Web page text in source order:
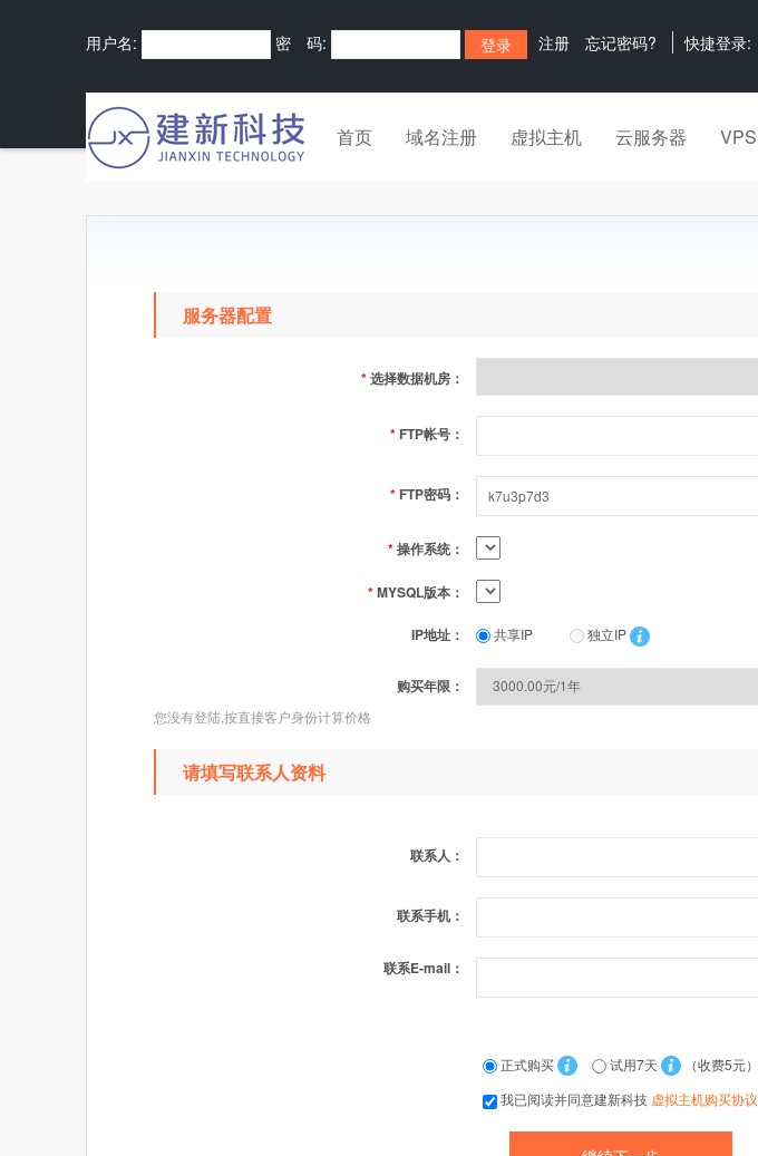
用户名: 密 码: 注册 忘记密码? 快捷登录:
首页 域名注册 虚拟主机 云服务器 VPS
服务器配置
*选择数据机房：
* FTP帐号：
* FTP密码：
*操作系统：
*MYSQL版本：
IP地址： 共享IP 独立IP
购买年限：
您没有登陆,按直接客户身份计算价格
请填写联系人资料
联系人：
联系手机：
联系E-mail：
正式购买 试用7天
（收费5元）
我已阅读并同意建新科技 虚拟主机购买协议